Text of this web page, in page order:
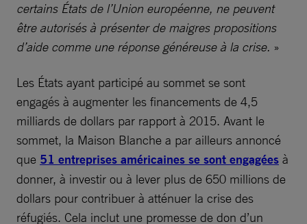
certains États de l’Union européenne, ne peuvent
être autorisés à présenter de maigres propositions
d’aide comme une réponse généreuse à la crise. »
Les États ayant participé au sommet se sont
engagés à augmenter les financements de 4,5
milliards de dollars par rapport à 2015. Avant le
sommet, la Maison Blanche a par ailleurs annoncé
que 51 entreprises américaines se sont engagées à
donner, à investir ou à lever plus de 650 millions de
dollars pour contribuer à atténuer la crise des
réfugiés. Cela inclut une promesse de don d’un